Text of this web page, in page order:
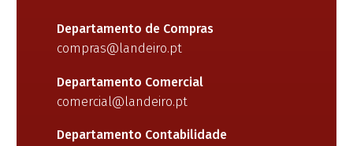
Departamento de Compras
compras@landeiro.pt
Departamento Comercial
comercial@landeiro.pt
Departamento Contabilidade